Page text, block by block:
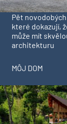
Pět
které dokazují,
může mít
architekturu
MÔJ DOM